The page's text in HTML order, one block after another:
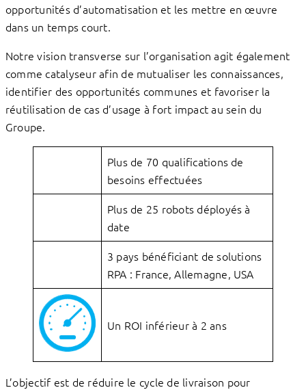
opportunités d’automatisation et les mettre en œuvre
dans un temps court.
Notre vision transverse sur l’organisation agit également
comme catalyseur afin de mutualiser les connaissances,
identifier des opportunités communes et favoriser la
réutilisation de cas d’usage à fort impact au sein du
Groupe.
Plus de 70 qualifications de
besoins effectuées
Plus de 25 robots déployés à
date
3 pays bénéficiant de solutions
RPA : France, Allemagne, USA
Un ROI inférieur à 2 ans
L’objectif est de réduire le cycle de livraison pour